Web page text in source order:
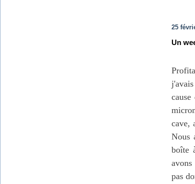
25
Un
cave,
Nous
boîte
pas